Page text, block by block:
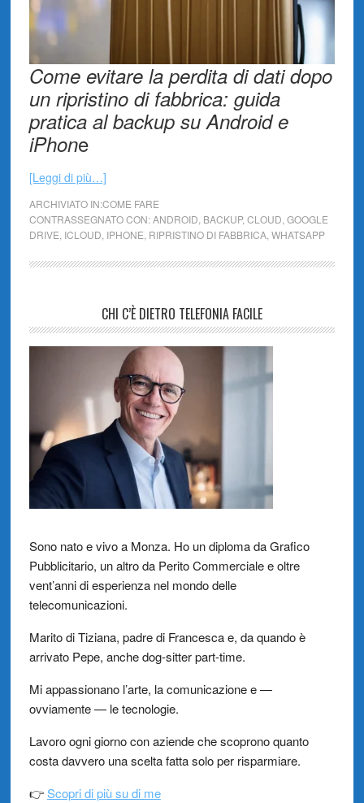
Come evitare la perdita di dati dopo
un ripristino di fabbrica: guida
pratica al backup su Android e
iPhone
[Leggi di più…]
ARCHIVIATO IN:COME FARE
CONTRASSEGNATO CON:ANDROID, BACKUP,CLOUD,GOOGLE
DRIVE, ICLOUD, IPHONE, RIPRISTINO DI FABBRICA,WHATSAPP
CHI C’È DIETRO TELEFONIA FACILE
Sono nato e vivo a Monza. Ho un diploma da Grafico
Pubblicitario, un altro da Perito Commerciale e oltre
vent’anni di esperienza nel mondo delle
telecomunicazioni.
Marito di Tiziana, padre di Francesca e, da quando è
arrivato Pepe, anche dog-sitter part-time.
Mi appassionano l’arte, la comunicazione e —
ovviamente — le tecnologie.
Lavoro ogni giorno con aziende che scoprono quanto
costa davvero una scelta fatta solo per risparmiare.
👉Scopri di più su di me